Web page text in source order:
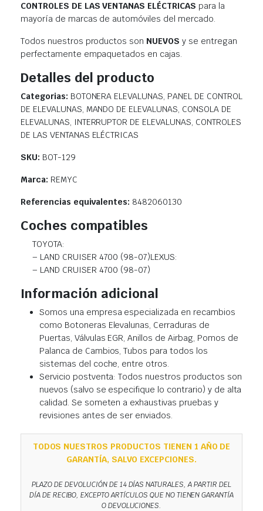
CONTROLES DE LAS VENTANAS ELÉCTRICAS para la
mayoría de marcas de automóviles del mercado.
Todos nuestros productos son NUEVOS y se entregan
perfectamente empaquetados en cajas.
Detalles del producto
Categorias: BOTONERA ELEVALUNAS, PANEL DE CONTROL
DE ELEVALUNAS, MANDO DE ELEVALUNAS, CONSOLA DE
ELEVALUNAS, INTERRUPTOR DE ELEVALUNAS, CONTROLES
DE LAS VENTANAS ELÉCTRICAS
SKU: BOT-129
Marca: REMYC
Referencias equivalentes: 8482060130
Coches compatibles
TOYOTA:
– LAND CRUISER 4700 (98-07)LEXUS:
– LAND CRUISER 4700 (98-07)
Información adicional
Somos una empresa especializada en recambios
como Botoneras Elevalunas, Cerraduras de
Puertas, Válvulas EGR, Anillos de Airbag, Pomos de
Palanca de Cambios, Tubos para todos los
sistemas del coche, entre otros.
Servicio postventa: Todos nuestros productos son
nuevos (salvo se especifique lo contrario) y de alta
calidad. Se someten a exhaustivas pruebas y
revisiones antes de ser enviados.
TODOS NUESTROS PRODUCTOS TIENEN 1 AÑO DE
GARANTÍA, SALVO EXCEPCIONES.
PLAZO DE DEVOLUCIÓN DE 14 DÍAS NATURALES, A PARTIR DEL
DÍA DE RECIBO, EXCEPTO ARTÍCULOS QUE NO TIENEN GARANTÍA
O DEVOLUCIONES.